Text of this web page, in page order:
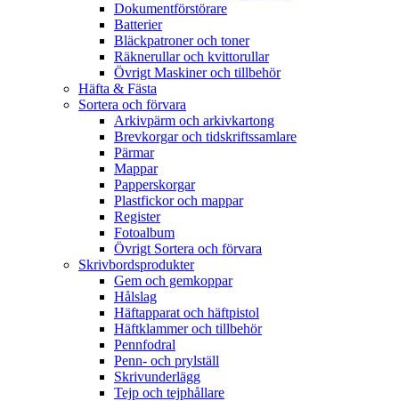
Dokumentförstörare
Batterier
Bläckpatroner och toner
Räknerullar och kvittorullar
Övrigt Maskiner och tillbehör
Häfta & Fästa
Sortera och förvara
Arkivpärm och arkivkartong
Brevkorgar och tidskriftssamlare
Pärmar
Mappar
Papperskorgar
Plastfickor och mappar
Register
Fotoalbum
Övrigt Sortera och förvara
Skrivbordsprodukter
Gem och gemkoppar
Hålslag
Häftapparat och häftpistol
Häftklammer och tillbehör
Pennfodral
Penn- och prylställ
Skrivunderlägg
Tejp och tejphållare